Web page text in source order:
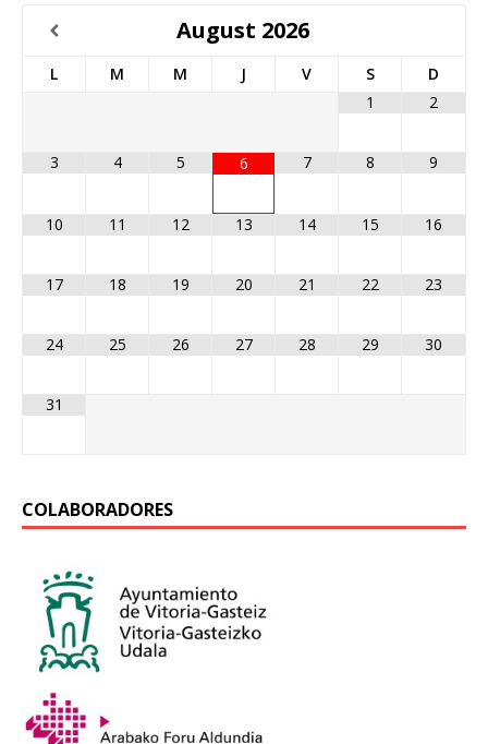
August 2026
L M M J V S
D
1
2
3 4 5 6 7 8 9
10 11 12 13 14 15 16
17 18 19 20 21 22 23
24 25 26 27 28 29 30
31
COLABORADORES